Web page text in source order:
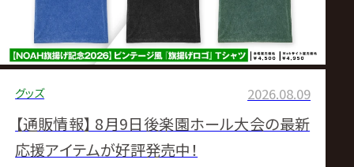
ト
グッズ 2026.08.09
【通販情報】 8月9日後楽園ホール大会の最新
応援アイテムが好評発売中！